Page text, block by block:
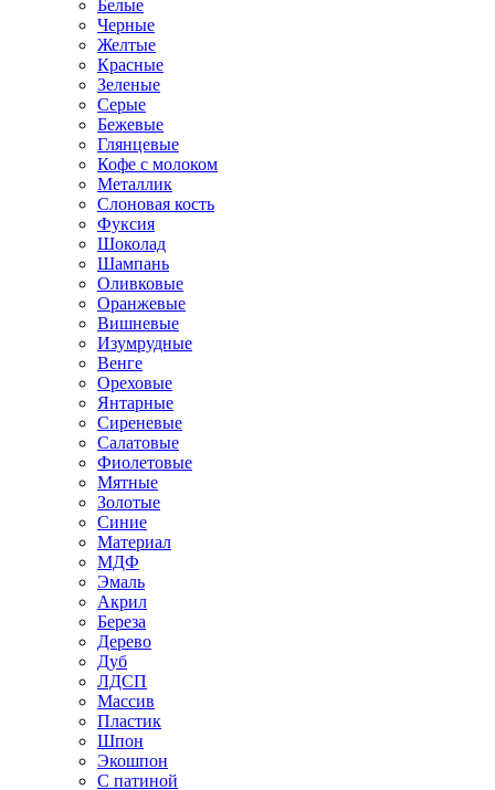
Белые
Черные
Желтые
Красные
Зеленые
Серые
Бежевые
Глянцевые
Кофе с молоком
Металлик
Слоновая кость
Фуксия
Шоколад
Шампань
Оливковые
Оранжевые
Вишневые
Изумрудные
Венге
Ореховые
Янтарные
Сиреневые
Салатовые
Фиолетовые
Мятные
Золотые
Синие
Материал
МДФ
Эмаль
Акрил
Береза
Дерево
Дуб
ЛДСП
Массив
Пластик
Шпон
Экошпон
С патиной